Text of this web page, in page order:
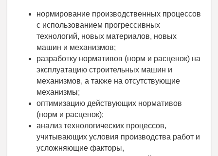
нормирование производственных процессов
с использованием прогрессивных
технологий, новых материалов, новых
машин и механизмов;
разработку нормативов (норм и расценок) на
эксплуатацию строительных машин и
механизмов, а также на отсутствующие
механизмы;
оптимизацию действующих нормативов
(норм и расценок);
анализ технологических процессов,
учитывающих условия производства работ и
усложняющие факторы,